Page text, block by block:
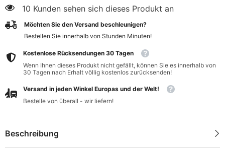
10 Kunden sehen sich dieses Produkt an
Möchten Sie den Versand beschleunigen?
Bestellen Sie innerhalb von Stunden Minuten!
Kostenlose Rücksendungen 30 Tagen
Wenn Ihnen dieses Produkt nicht gefällt, können Sie es innerhalb von
30 Tagen nach Erhalt völlig kostenlos zurücksenden!
Versand in jeden Winkel Europas und der Welt!
Bestelle von überall - wir liefern!
Beschreibung